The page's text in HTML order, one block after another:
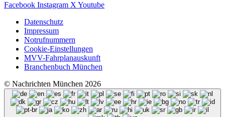
Facebook Instagram X Youtube
Datenschutz
Impressum
Notrufnummern
Cookie-Einstellungen
MVV-Fahrplanauskunft
Branchenbuch München
© Nachrichten München 2026